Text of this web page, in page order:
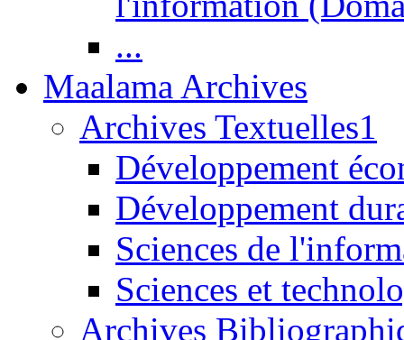
...
Maalama Archives
Archives Textuelles1
Développement
Développement
Sciences de
Sciences et
Archives